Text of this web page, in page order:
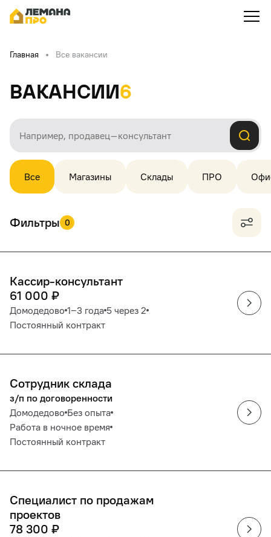
Главная Все вакансии
Вакансии6
Все Магазины Склады ПРО
Фильтры 0
Кассир-консультант
61 000 ₽
Домодедово 1‒3 года 5 через 2
Постоянный контракт
Сотрудник склада
з/п по договоренности
Домодедово Без опыта
Работа в ночное время
Постоянный контракт
Специалист по продажам
проектов
78 300 ₽